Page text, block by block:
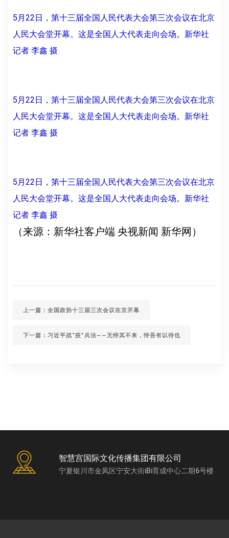
5月22日，第十三届全国人民代表大会第三次会议在北京
人民大会堂开幕。这是全国人大代表走向会场。新华社
记者 李鑫 摄
5月22日，第十三届全国人民代表大会第三次会议在北京
人民大会堂开幕。这是全国人大代表走向会场。新华社
记者 李鑫 摄
5月22日，第十三届全国人民代表大会第三次会议在北京
人民大会堂开幕。这是全国人大代表走向会场。新华社
记者 李鑫 摄
（来源：新华社客户端 央视新闻 新华网）
上一篇：全国政协十三届三次会议在京开幕
下一篇：习近平战“疫”兵法——无恃其不来，恃吾有以待也
智慧宫国际文化传播集团有限公司
宁夏银川市金凤区宁安大街iBi育成中心二期6号楼